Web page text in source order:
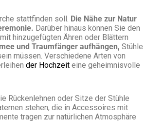
stattfinden soll. Die Nähe zur Natur
Darüber hinaus können Sie den
hinzugefügten Ähren oder Blättern
und Traumfänger aufhängen, Stühle
müssen. Verschiedene Arten von
der Hochzeit eine geheimnisvolle
Rückenlehnen oder Sitze der Stühle
stehen, die in Accessoires mit
tragen zur natürlichen Atmosphäre